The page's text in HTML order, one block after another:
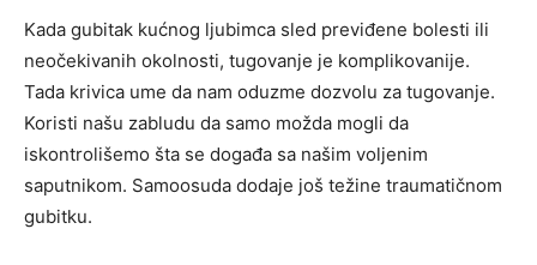
Kada gubitak kućnog ljubimca sled previđene bolesti ili
neočekivanih okolnosti, tugovanje je komplikovanije.
Tada krivica ume da nam oduzme dozvolu za tugovanje.
Koristi našu zabludu da samo možda mogli da
iskontrolišemo šta se događa sa našim voljenim
saputnikom. Samoosuda dodaje još težine traumatičnom
gubitku.